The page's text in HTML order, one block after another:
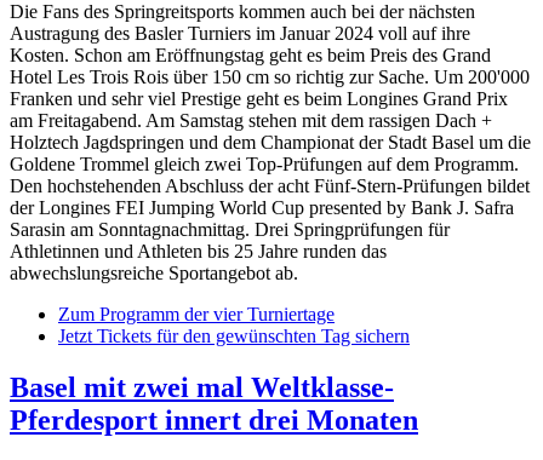
Die Fans des Springreitsports kommen auch bei der nächsten
Austragung des Basler Turniers im Januar 2024 voll auf ihre
Kosten. Schon am Eröffnungstag geht es beim Preis des Grand
Hotel Les Trois Rois über 150 cm so richtig zur Sache. Um 200'000
Franken und sehr viel Prestige geht es beim Longines Grand Prix
am Freitagabend. Am Samstag stehen mit dem rassigen Dach +
Holztech Jagdspringen und dem Championat der Stadt Basel um die
Goldene Trommel gleich zwei Top-Prüfungen auf dem Programm.
Den hochstehenden Abschluss der acht Fünf-Stern-Prüfungen bildet
der Longines FEI Jumping World Cup presented by Bank J. Safra
Sarasin am Sonntagnachmittag. Drei Springprüfungen für
Athletinnen und Athleten bis 25 Jahre runden das
abwechslungsreiche Sportangebot ab.
Zum Programm der vier Turniertage
Jetzt Tickets für den gewünschten Tag sichern
Basel mit zwei mal Weltklasse-
Pferdesport innert drei Monaten